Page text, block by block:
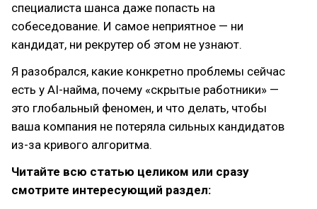
специалиста шанса даже попасть на
собеседование. И самое неприятное — ни
кандидат, ни рекрутер об этом не узнают.
Я разобрался, какие конкретно проблемы сейчас
есть у AI-найма, почему «скрытые работники» —
это глобальный феномен, и что делать, чтобы
ваша компания не потеряла сильных кандидатов
из-за кривого алгоритма.
Читайте всю статью целиком или сразу
смотрите интересующий раздел: